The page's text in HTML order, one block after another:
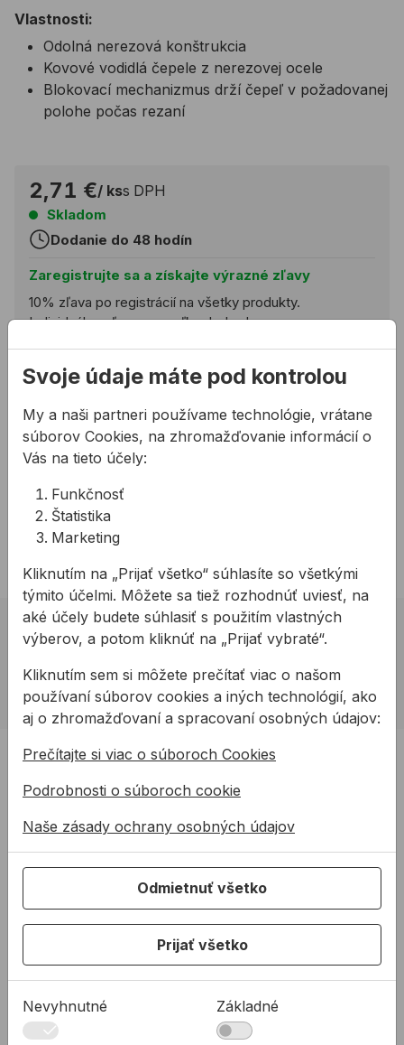
Vlastnosti:
Odolná nerezová konštrukcia
Kovové vodidlá čepele z nerezovej ocele
Blokovací mechanizmus drží čepeľ v požadovanej
polohe počas rezaní
2,71 €/ kss DPH
Skladom
Dodanie do 48 hodín
Zaregistrujte sa a získajte výrazné zľavy
10% zľava po registrácií na všetky produkty.
Individuálne zľavy pre veľkoobchod.
Registrovať
Pridať do košíka
Potrebujete poradiť?
allmedia@allmedia.sk
allmediasro (po-ne 7-22 h)
02 623 10 920
allmediasro (po-ne 7-22 h)
PRODUKTY
Konštrukčné tepelnoizolačné dosky
Pásky a fólie
Služby
Na stiahnutie
KONTAKTY
Svoje údaje máte pod kontrolou
My a naši partneri používame technológie, vrátane
súborov Cookies, na zhromažďovanie informácií o
Vás na tieto účely:
Funkčnosť
Štatistika
Marketing
Kliknutím na „Prijať všetko“ súhlasíte so všetkými
týmito účelmi. Môžete sa tiež rozhodnúť uviesť, na
aké účely budete súhlasiť s použitím vlastných
výberov, a potom kliknúť na „Prijať vybraté“.
Kliknutím sem si môžete prečítať viac o našom
používaní súborov cookies a iných technológií, ako
aj o zhromažďovaní a spracovaní osobných údajov:
Prečítajte si viac o súboroch Cookies
Podrobnosti o súboroch cookie
Naše zásady ochrany osobných údajov
Odmietnuť všetko
Prijať všetko
Nevyhnutné Základné